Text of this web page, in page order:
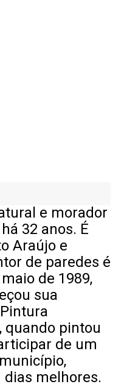
e morador
32 anos. É
Araújo e
de paredes é
de 1989,
sua
quando pintou
de um
melhores.